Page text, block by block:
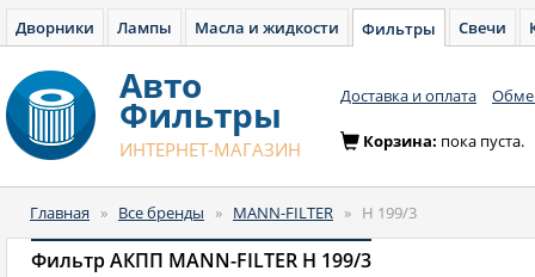
Дворники Лампы Масла и жидкости Фильтры Свечи
Авто
Фильтры
ИНТЕРНЕТ-МАГАЗИН
Доставка и оплата
Корзина: пока пуста.
Главная » Все бренды » MANN-FILTER » H 199/3
Фильтр АКПП MANN-FILTER H 199/3